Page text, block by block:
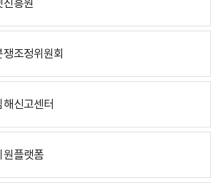
조정위원회
신고센터
원플랫폼